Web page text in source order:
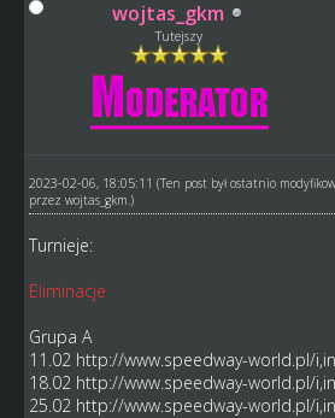
wojtas_gkm
Tutejszy
2023-02-06, 18:05:11 (Ten post był ostatnio
przez wojtas_gkm .)
Turnieje:
Eliminacje
Grupa A
11.02 http://www.speedway-world.pl/
18.02 http://www.speedway-world.pl/
25.02 http://www.speedway-world.pl/